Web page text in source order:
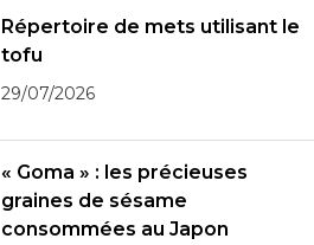
Répertoire de mets utilisant le
tofu
29/07/2026
« Goma » : les précieuses
graines de sésame
consommées au Japon